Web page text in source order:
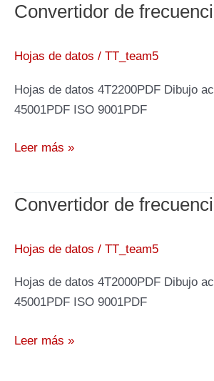
V900-
250kW
Convertidor de
Hojas de datos / TT_team5
Hojas de datos 4T2200PDF Dibujo
45001PDF ISO 9001PDF
Convertidor
V900-
220kW
Leer más »
Convertidor de
Hojas de datos / TT_team5
Hojas de datos 4T2000PDF Dibujo
45001PDF ISO 9001PDF
Convertidor
Leer más »